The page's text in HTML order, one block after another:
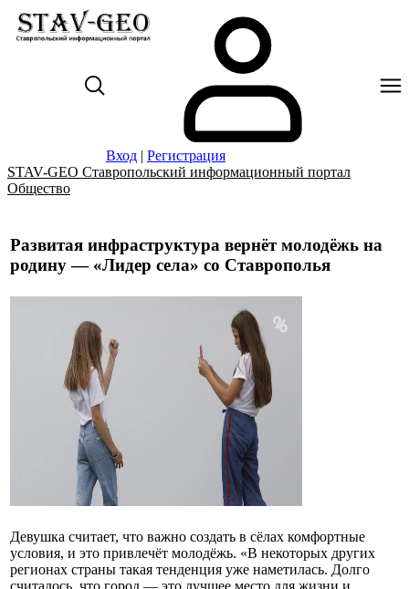
Вход | Регистрация
STAV-GEO Ставропольский информационный портал
Общество
Развитая инфраструктура вернёт молодёжь на
родину — «Лидер села» со Ставрополья
Девушка считает, что важно создать в сёлах комфортные
условия, и это привлечёт молодёжь. «В некоторых других
регионах страны такая тенденция уже наметилась. Долго
считалось, что город — это лучшее место для жизни и